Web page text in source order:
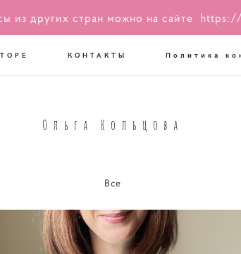
из других стран можно на сайте
КОНТАКТЫ Политика
Ольга Кольцова
Все